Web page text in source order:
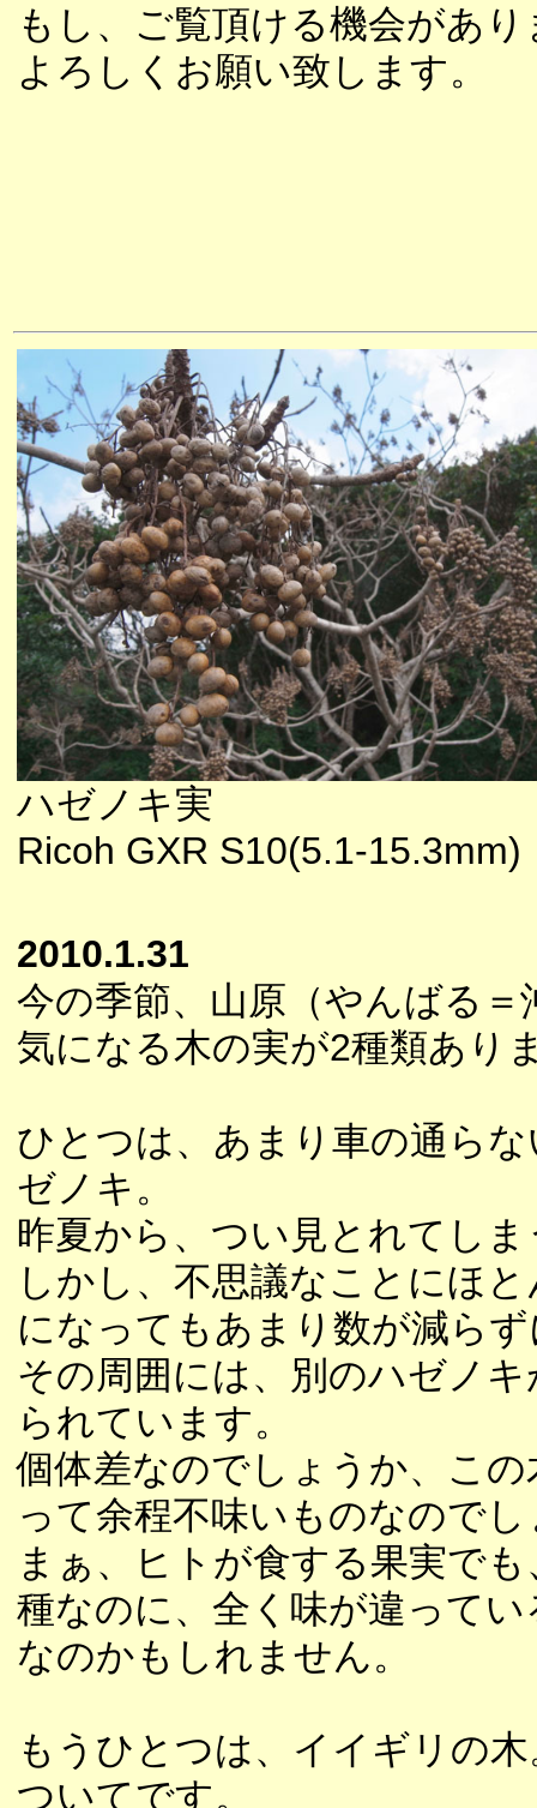
もし、ご覧頂ける機会があ
よろしくお願い致します。
ハゼノキ実
Ricoh GXR S10(5.1-15.3mm)
2010.1.31
今の季節、山原（やんばる
気になる木の実が2種類あり
ひとつは、あまり車の通ら
ゼノキ。
昨夏から、つい見とれてし
しかし、不思議なことにほ
になってもあまり数が減ら
その周囲には、別のハゼノ
られています。
個体差なのでしょうか、こ
って余程不味いものなので
まぁ、ヒトが食する果実で
種なのに、全く味が違って
なのかもしれません。
もうひとつは、イイギリの
ついてです。